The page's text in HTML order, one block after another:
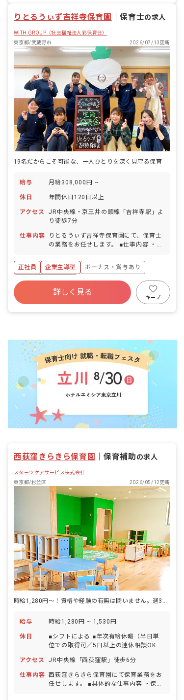
りとるうぃず吉祥寺保育園 ｜保育士の求人
WITH GROUP（社会福祉法人彩保育会）
東京都/武蔵野市
2026/07/13更新
19名だからこそ可能な、一人ひとりを深く見守る保育
給与 月給308,000円 ~
休日 年間休日120日以上
アクセス
JR中央線・京王井の頭線「吉祥寺駅」よ
り徒歩7分
仕事内容
りとるうぃず吉祥寺保育園にて、保育士
の業務をお任せします。 ■仕事内容 ・保
社後は研修だけではなく、新人さん向け
のメンター制度も整えています。取り組
みの1つとして、園長先生のほかに「エ
リア園長」が各園を定期的に巡回してい
ます。カウンセラーの様な立場として、
お仕事の悩みだけでなくプライベートの
正社員 企業主導型
ボーナス・賞与あり
年間休日120日以上
寮・住宅・家賃補助あり
社会保険完備
詳しく見る
キープ
西荻窪きらきら保育園 ｜保育補助の求人
スターツケアサービス株式会社
東京都/杉並区
2026/05/12更新
時給1,280円～！資格や経験の有無は問いません。週3日以上～応相談
給与 時給1,280円 ~ 1,530円
休日
■シフトによる ■年次有給休暇（半日単
位での取得可／5日以上の連休相談OK）
ーサリー休暇 ■出産・育児休暇 ■介護・
看護休暇 他
アクセス JR中央線「西荻窪駅」徒歩6分
仕事内容 西荻窪きらきら保育園にて保育業務をお
任せします。 ■具体的な仕事内容 ・保育